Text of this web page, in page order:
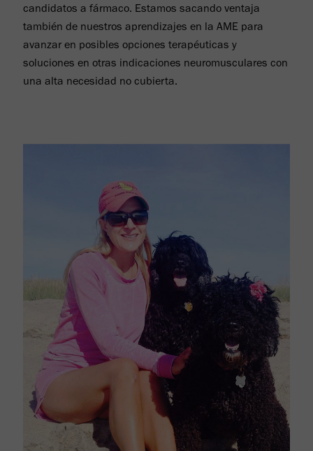
candidatos a fármaco. Estamos sacando ventaja
también de nuestros aprendizajes en la AME para
avanzar en posibles opciones terapéuticas y
soluciones en otras indicaciones neuromusculares con
una alta necesidad no cubierta.